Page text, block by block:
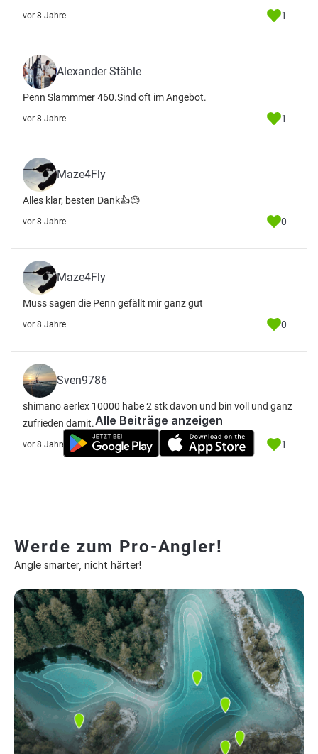
vor 8 Jahre 1
Alexander Stähle
Penn Slammmer 460.Sind oft im Angebot.
vor 8 Jahre 1
Maze4Fly
Alles klar, besten Dank👍😊
vor 8 Jahre 0
Maze4Fly
Muss sagen die Penn gefällt mir ganz gut
vor 8 Jahre 0
Sven9786
shimano aerlex 10000 habe 2 stk davon und bin voll und ganz
zufrieden damit.
vor 8 Jahre 1
Alle Beiträge anzeigen
Werde zum Pro-Angler!
Angle smarter, nicht härter!